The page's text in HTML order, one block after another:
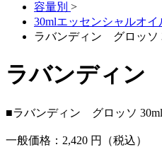
容量別 >
30mlエッセンシャルオイ
ラバンディン グロッソ
ラバンディン
■ラバンディン グロッソ 30ml
一般価格： 2,420 円（税込）